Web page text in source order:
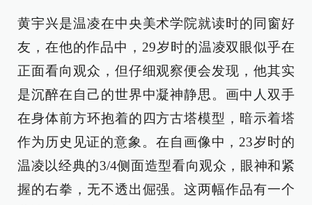
黄宇兴是温凌在中央美术学院就读时的同窗好
友，在他的作品中，29岁时的温凌双眼似乎在
正面看向观众，但仔细观察便会发现，他其实
是沉醉在自己的世界中凝神静思。画中人双手
在身体前方环抱着的四方古塔模型，暗示着塔
作为历史见证的意象。在自画像中，23岁时的
温凌以经典的3/4侧面造型看向观众，眼神和紧
握的右拳，无不透出倔强。这两幅作品有一个